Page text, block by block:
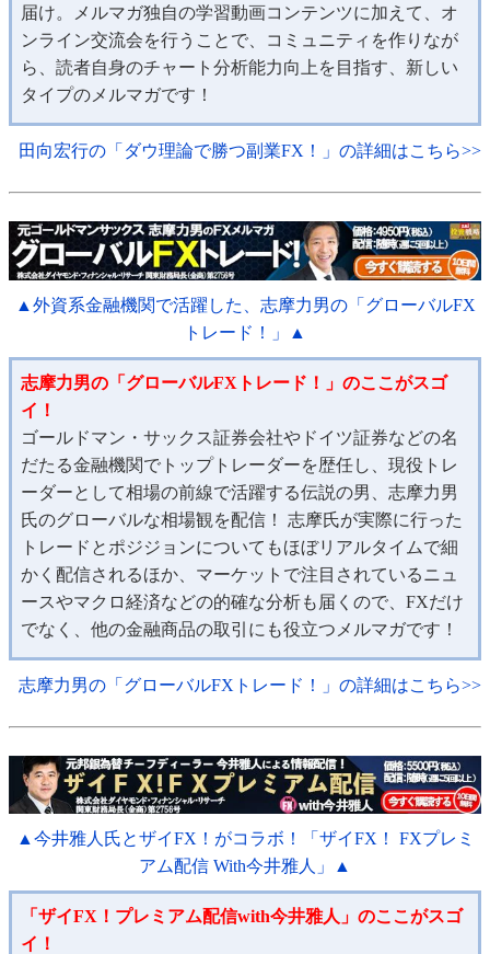
届け。メルマガ独自の学習動画コンテンツに加えて、オ
ンライン交流会を行うことで、コミュニティを作りなが
ら、読者自身のチャート分析能力向上を目指す、新しい
タイプのメルマガです！
田向宏行の「ダウ理論で勝つ副業FX！」の詳細はこちら>>
▲外資系金融機関で活躍した、志摩力男の「グローバルFX
トレード！」▲
志摩力男の「グローバルFXトレード！」のここがスゴ
イ！
ゴールドマン・サックス証券会社やドイツ証券などの名
だたる金融機関でトップトレーダーを歴任し、現役トレ
ーダーとして相場の前線で活躍する伝説の男、志摩力男
氏のグローバルな相場観を配信！ 志摩氏が実際に行った
トレードとポジジョンについてもほぼリアルタイムで細
かく配信されるほか、マーケットで注目されているニュ
ースやマクロ経済などの的確な分析も届くので、FXだけ
でなく、他の金融商品の取引にも役立つメルマガです！
志摩力男の「グローバルFXトレード！」の詳細はこちら>>
▲今井雅人氏とザイFX！がコラボ！「ザイFX！ FXプレミ
アム配信 With今井雅人」▲
「ザイFX！プレミアム配信with今井雅人」のここがスゴ
イ！